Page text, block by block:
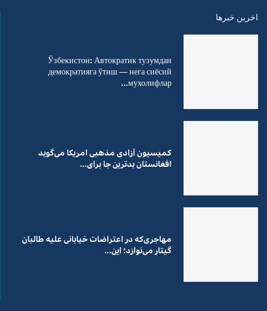
اخرین خبرها
Ўзбекистон: Автократик тузумдан
демократияга ўтиш — нега сиёсий
мухолифлар...
کمیسیون آزادی مذهبی امریکا می‌گوید
افغانستان بدترین جا برای...
مهاجری‌که در اعتراضات خیابانی علیه طالبان
گیتار می‌نوازد؛ این...